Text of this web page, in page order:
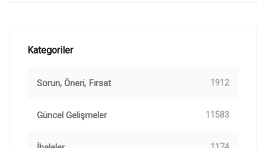
Kategoriler
Sorun, Öneri, Fırsat 1912
Güncel Gelişmeler 11583